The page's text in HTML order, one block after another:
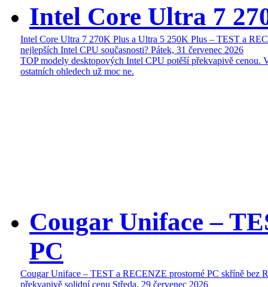
Intel Core Ultra 7
Intel Core Ultra 7 270K Plus a Ultra 5 250K Plus – TEST a
nejlepších Intel CPU současnosti? Pátek, 31 červenec 2026
TOP modely desktopových Intel CPU potěší překvapivě cenou.
ostatních ohledech už moc ne.
Cougar Uniface –
PC
Cougar Uniface – TEST a RECENZE prostorné PC skříně bez
překvapivě solidní cenu Středa, 29 červenec 2026